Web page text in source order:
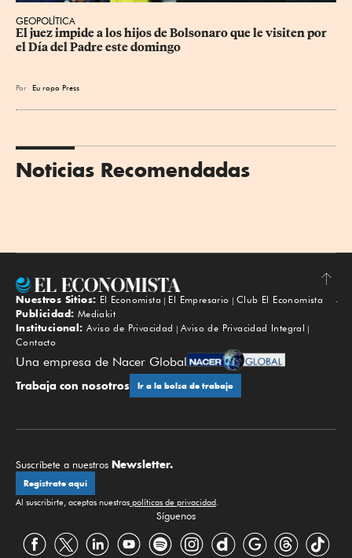
GEOPOLÍTICA
El juez impide a los hijos de Bolsonaro que le visiten por
el Día del Padre este domingo
Por Eu ropa Press
Noticias Recomendadas
Subir
Nuestros Sitios: El Economista El Empresario
Club El Economista
Publicidad: Mediakit
Institucional: Aviso de Privacidad
Aviso de Privacidad Integral
Contacto
Una empresa de Nacer Global
Trabaja con nosotros Ir a la bolsa de trabajo
Suscríbete a nuestros Newsletter.
Regístrate aquí
Al suscribirte, aceptas nuestras políticas de privacidad.
Síguenos